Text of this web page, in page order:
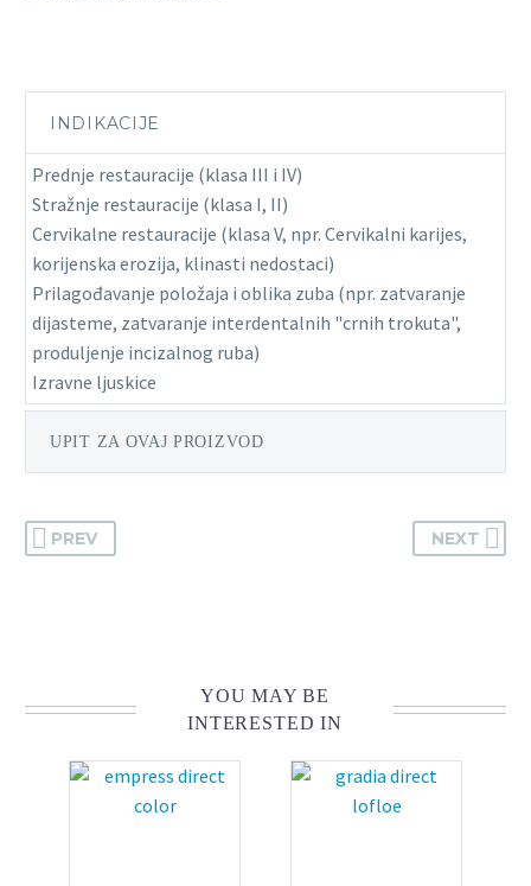
INDIKACIJE
Prednje restauracije (klasa III i IV)
Stražnje restauracije (klasa I, II)
Cervikalne restauracije (klasa V, npr. Cervikalni karijes,
korijenska erozija, klinasti nedostaci)
Prilagođavanje položaja i oblika zuba (npr. zatvaranje
dijasteme, zatvaranje interdentalnih "crnih trokuta",
produljenje incizalnog ruba)
Izravne ljuskice
UPIT ZA OVAJ PROIZVOD
PREV NEXT
YOU MAY BE
INTERESTED IN